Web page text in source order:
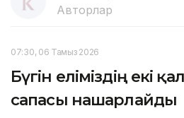
Авторлар
07:30, 06 Тамыз 2026
Бүгін еліміздің екі
сапасы нашарлайды